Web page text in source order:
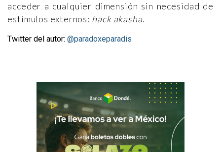
acceder a cualquier dimensión sin necesidad de
estímulos externos: hack akasha.
Twitter del autor: @paradoxeparadis